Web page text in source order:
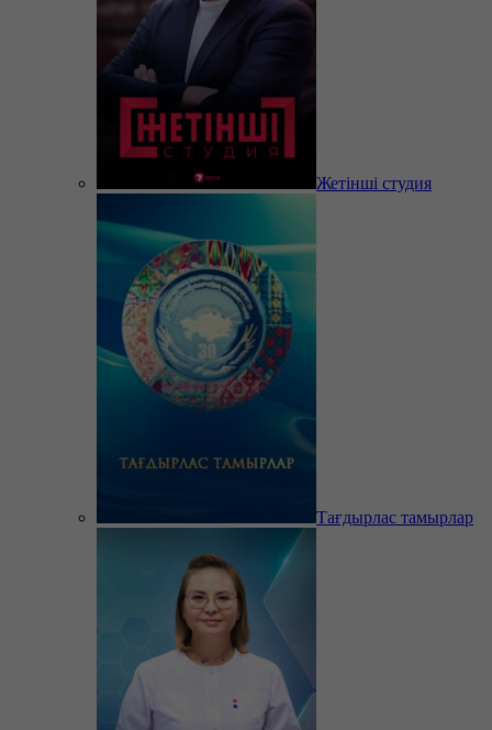
Жетінші студия
Тағдырлас тамырлар